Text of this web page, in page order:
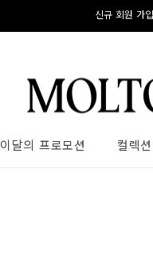
신규 회원 가
이달의 프로모션 컬렉션